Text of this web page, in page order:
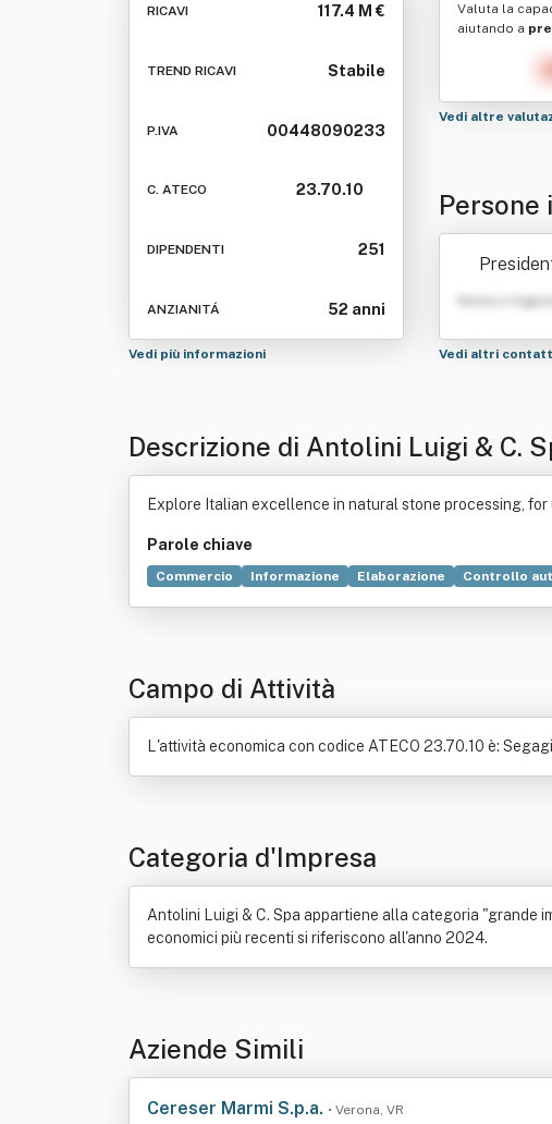
RICAVI 117.4 M €
TREND RICAVI Stabile
P.IVA 00448090233
C. ATECO 23.70.10
DIPENDENTI 251
ANZIANITÁ 52 anni
Vedi più informazioni
Valuta la
aiutando a
Vedi altre
Persone
Nome e
Vedi altri
Descrizione di Antolini Luigi & C.
Explore Italian excellence in natural stone processing,
Parole chiave
Commercio Informazione Elaborazione Controllo
Campo di Attività
L'attività economica con codice ATECO 23.70.10 è:
Categoria d'Impresa
Antolini Luigi & C. Spa appartiene alla categoria "grande
economici più recenti si riferiscono all'anno 2024.
Aziende Simili
Cereser Marmi S.p.a. • Verona, VR